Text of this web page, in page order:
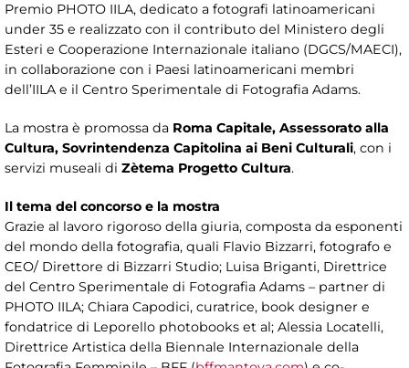
Premio PHOTO IILA, dedicato a fotografi latinoamericani
under 35 e realizzato con il contributo del Ministero degli
Esteri e Cooperazione Internazionale italiano (DGCS/MAECI),
in collaborazione con i Paesi latinoamericani membri
dell’IILA e il Centro Sperimentale di Fotografia Adams.
La mostra è promossa da Roma Capitale, Assessorato alla
Cultura, Sovrintendenza Capitolina ai Beni Culturali, con i
servizi museali di Zètema Progetto Cultura.
Il tema del concorso e la mostra
Grazie al lavoro rigoroso della giuria, composta da esponenti
del mondo della fotografia, quali Flavio Bizzarri, fotografo e
CEO/ Direttore di Bizzarri Studio; Luisa Briganti, Direttrice
del Centro Sperimentale di Fotografia Adams – partner di
PHOTO IILA; Chiara Capodici, curatrice, book designer e
fondatrice di Leporello photobooks et al; Alessia Locatelli,
Direttrice Artistica della Biennale Internazionale della